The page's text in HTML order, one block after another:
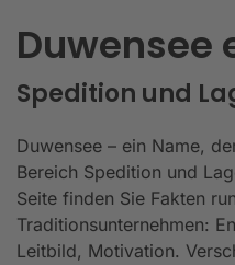
Duwensee
Spedition und
Duwensee – ein Name,
Bereich Spedition und
Seite finden Sie Fakten
Traditionsunternehmen:
Leitbild, Motivation.